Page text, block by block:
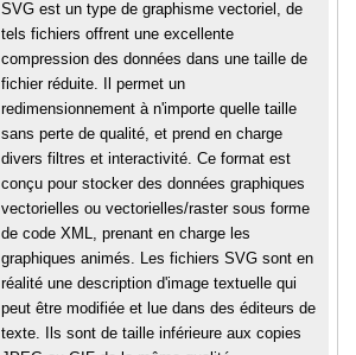
SVG est un type de graphisme vectoriel, de
tels fichiers offrent une excellente
compression des données dans une taille de
fichier réduite. Il permet un
redimensionnement à n'importe quelle taille
sans perte de qualité, et prend en charge
divers filtres et interactivité. Ce format est
conçu pour stocker des données graphiques
vectorielles ou vectorielles/raster sous forme
de code XML, prenant en charge les
graphiques animés. Les fichiers SVG sont en
réalité une description d'image textuelle qui
peut être modifiée et lue dans des éditeurs de
texte. Ils sont de taille inférieure aux copies